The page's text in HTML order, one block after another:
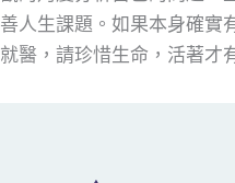
善人生課題。如果本身確實
就醫，請珍惜生命，活著才